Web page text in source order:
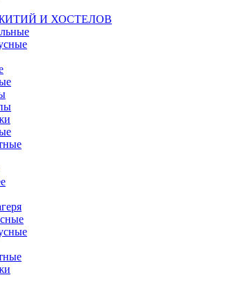
И ХОСТЕЛОВ